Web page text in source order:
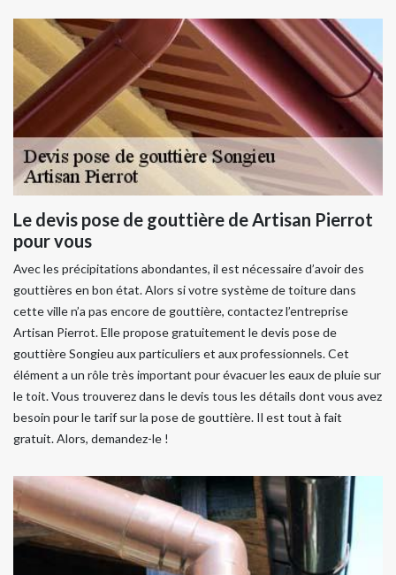
Le devis pose de gouttière de Artisan Pierrot
pour vous
Avec les précipitations abondantes, il est nécessaire d’avoir des
gouttières en bon état. Alors si votre système de toiture dans
cette ville n’a pas encore de gouttière, contactez l’entreprise
Artisan Pierrot. Elle propose gratuitement le devis pose de
gouttière Songieu aux particuliers et aux professionnels. Cet
élément a un rôle très important pour évacuer les eaux de pluie sur
le toit. Vous trouverez dans le devis tous les détails dont vous avez
besoin pour le tarif sur la pose de gouttière. Il est tout à fait
gratuit. Alors, demandez-le !